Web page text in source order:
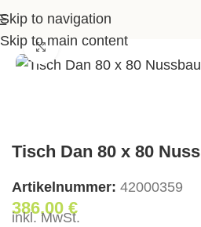
Skip to navigation
Skip to main content
>Esstische>Tisch Dan 80
Klick zum Vergrößern
Tisch Dan 80 x 80
Artikelnummer: 42000359
386,00€
inkl. MwSt.